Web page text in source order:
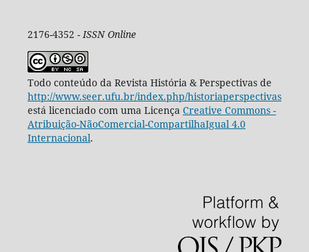
2176-4352 -ISSN Online
Todo conteúdo da Revista História & Perspectivas de
http://www.seer.ufu.br/index.php/historiaperspectivas
está licenciado com uma Licença Creative Commons -
Atribuição-NãoComercial-CompartilhaIgual 4.0
Internacional.